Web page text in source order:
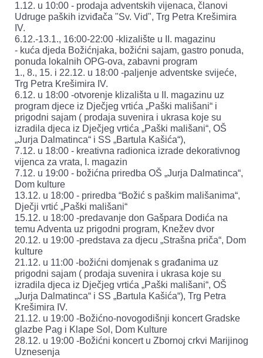
1.12. u 10:00 - prodaja adventskih vijenaca, članovi
Udruge paških izviđača "Sv. Vid", Trg Petra Krešimira
IV.
6.12.-13.1., 16:00-22:00 -klizalište u II. magazinu
- kuća djeda Božićnjaka, božićni sajam, gastro ponuda,
ponuda lokalnih OPG-ova, zabavni program
1., 8., 15. i 22.12. u 18:00 -paljenje adventske svijeće,
Trg Petra Krešimira IV.
6.12. u 18:00 -otvorenje klizališta u II. magazinu uz
program djece iz Dječjeg vrtića „Paški mališani“ i
prigodni sajam ( prodaja suvenira i ukrasa koje su
izradila djeca iz Dječjeg vrtića „Paški mališani“, OŠ
„Jurja Dalmatinca“ i SS „Bartula Kašića“),
7.12. u 18:00 - kreativna radionica izrade dekorativnog
vijenca za vrata, I. magazin
7.12. u 19:00 - božićna priredba OŠ „Jurja Dalmatinca“,
Dom kulture
13.12. u 18:00 - priredba “Božić s paškim mališanima“,
Dječji vrtić „Paški mališani“
15.12. u 18:00 -predavanje don Gašpara Dodića na
temu Adventa uz prigodni program, Knežev dvor
20.12. u 19:00 -predstava za djecu „Strašna priča“, Dom
kulture
21.12. u 11:00 -božićni domjenak s građanima uz
prigodni sajam ( prodaja suvenira i ukrasa koje su
izradila djeca iz Dječjeg vrtića „Paški mališani“, OŠ
„Jurja Dalmatinca“ i SS „Bartula Kašića“), Trg Petra
Krešimira IV.
21.12. u 19:00 -Božićno-novogodišnji koncert Gradske
glazbe Pag i Klape Sol, Dom Kulture
28.12. u 19:00 -Božićni koncert u Zbornoj crkvi Marijinog
Uznesenja